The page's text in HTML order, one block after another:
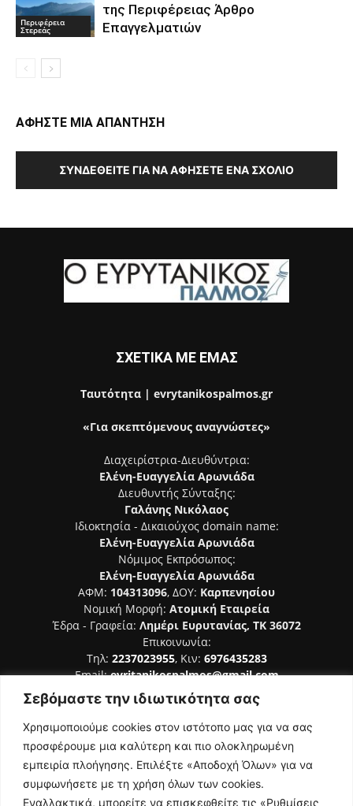
Σεβόμαστε την ιδιωτικότητα σας
Χρησιμοποιούμε cookies στον ιστότοπο μας για να σας
προσφέρουμε μια καλύτερη και πιο ολοκληρωμένη
εμπειρία πλοήγησης. Επιλέξτε «Αποδοχή Όλων» για να
συμφωνήσετε με τη χρήση όλων των cookies.
Εναλλακτικά, μπορείτε να επισκεφθείτε τις «Ρυθμίσεις
Περιφέρεια
Στερεάς
της Περιφέρειας Άρθρο
Επαγγελματιών
ΑΦΗΣΤΕ ΜΙΑ ΑΠΑΝΤΗΣΗ
ΣΥΝΔΕΘΕΊΤΕ ΓΙΑ ΝΑ ΑΦΉΣΕΤΕ ΈΝΑ ΣΧΌΛΙΟ
ΣΧΕΤΙΚΑ ΜΕ ΕΜΑΣ
Ταυτότητα | evrytanikospalmos.gr
«Για σκεπτόμενους αναγνώστες»
Διαχειρίστρια-Διευθύντρια:
Ελένη-Ευαγγελία Αρωνιάδα
Διευθυντής Σύνταξης:
Γαλάνης Νικόλαος
Ιδιοκτησία - Δικαιούχος domain name:
Ελένη-Ευαγγελία Αρωνιάδα
Νόμιμος Εκπρόσωπος:
Ελένη-Ευαγγελία Αρωνιάδα
ΑΦΜ: 104313096, ΔΟΥ: Καρπενησίου
Νομική Μορφή: Ατομική Εταιρεία
Έδρα - Γραφεία: Λημέρι Ευρυτανίας, ΤΚ 36072
Επικοινωνία:
Τηλ: 2237023955, Κιν: 6976435283
Email:evritanikospalmos@gmail.com
Αριθμός Πιστοποίησης Μ.Η.Τ. 242044
ΑΚΟΛΟΥΘΗΣΕ ΜΑΣ